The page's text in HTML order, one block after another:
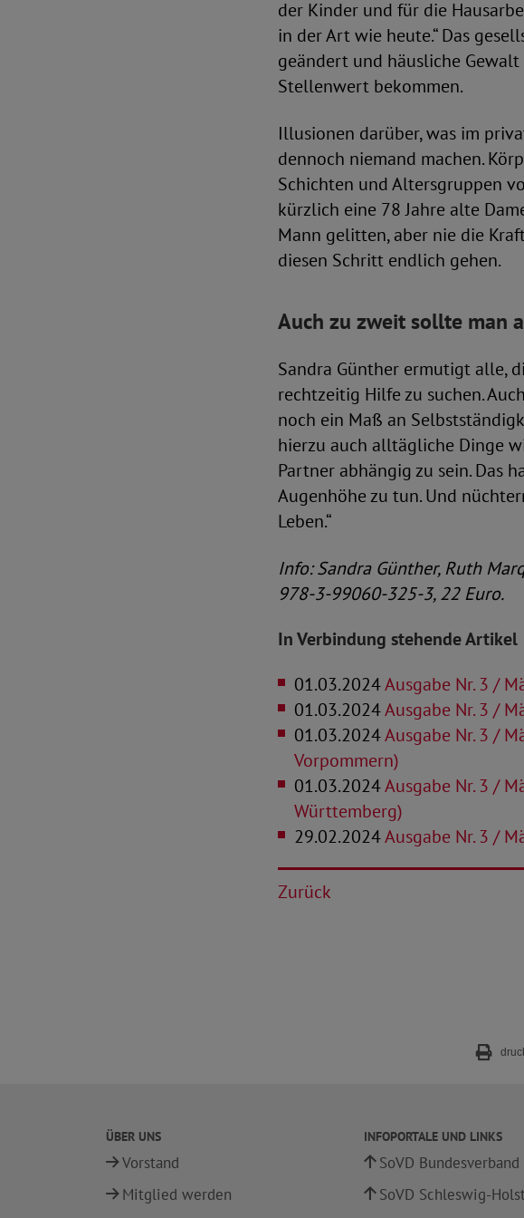
der Kinder und für die
in der Art wie heute.“ Das
geändert und häusliche
Stellenwert bekommen.
Illusionen darüber, was im
dennoch niemand machen.
Schichten und Altersgruppen
kürzlich eine 78 Jahre alte
Mann gelitten, aber nie die
diesen Schritt endlich gehen.
Auch zu zweit sollte man
Sandra Günther ermutigt alle,
rechtzeitig Hilfe zu suchen.
noch ein Maß an
hierzu auch alltägliche Dinge
Partner abhängig zu sein. Das
Augenhöhe zu tun. Und
Leben.“
Info: Sandra Günther, Ruth
978-3-99060-325-3, 22 Euro.
In Verbindung stehende Artikel
01.03.2024Ausgabe Nr. 3 /
01.03.2024Ausgabe Nr. 3 /
01.03.2024Ausgabe Nr. 3 /
Vorpommern)
01.03.2024Ausgabe Nr. 3 /
Württemberg)
29.02.2024Ausgabe Nr. 3 /
Zurück
ÜBER UNS
Vorstand
Mitglied werden
INFOPORTALE UND LINKS
SoVD Bundesverband
SoVD Schleswig-